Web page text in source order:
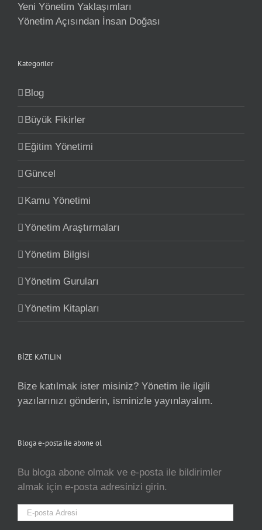
Yeni Yönetim Yaklaşımları
Yönetim Açısından İnsan Doğası
Kategoriler
Blog
Büyük Fikirler
Eğitim Yönetimi
Güncel
Kamu Yönetimi
Yönetim Araştırmaları
Yönetim Bilgisi
Yönetim Guruları
Yönetim Kitapları
BİZE KATILIN
Bize katılmak ister misiniz? Yönetim ile ilgili
yazılarınızı gönderin, isminizle yayınlayalım.
Bloga e-posta ile abone ol
Bu bloga abone olmak ve e-posta ile bildirimler
almak için e-posta adresinizi girin.